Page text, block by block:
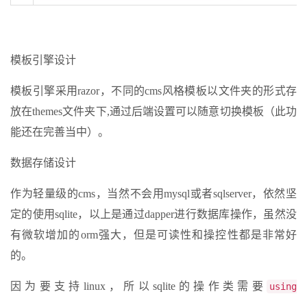
模板引擎设计
模板引擎采用razor，不同的cms风格模板以文件夹的形式存
放在themes文件夹下,通过后端设置可以随意切换模板（此功
能还在完善当中）。
数据存储设计
作为轻量级的cms，当然不会用mysql或者sqlserver，依然坚
定的使用sqlite，以上是通过dapper进行数据库操作，虽然没
有微软增加的orm强大，但是可读性和操控性都是非常好
的。
因为要支持linux，所以sqlite的操作类需要 using